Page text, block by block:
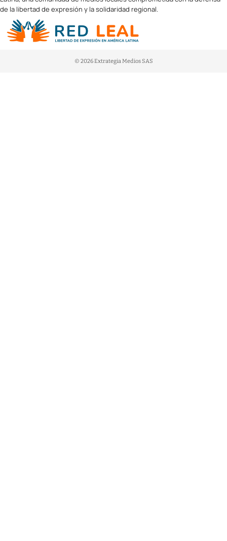
de la libertad de expresión y la solidaridad regional.
© 2026 Extrategia Medios SAS